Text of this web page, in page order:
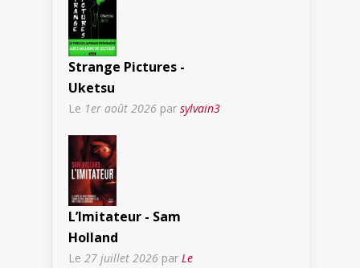
Strange Pictures -
Uketsu
Le 1er août 2026 par sylvain3
L’Imitateur - Sam
Holland
Le 27 juillet 2026 par Le